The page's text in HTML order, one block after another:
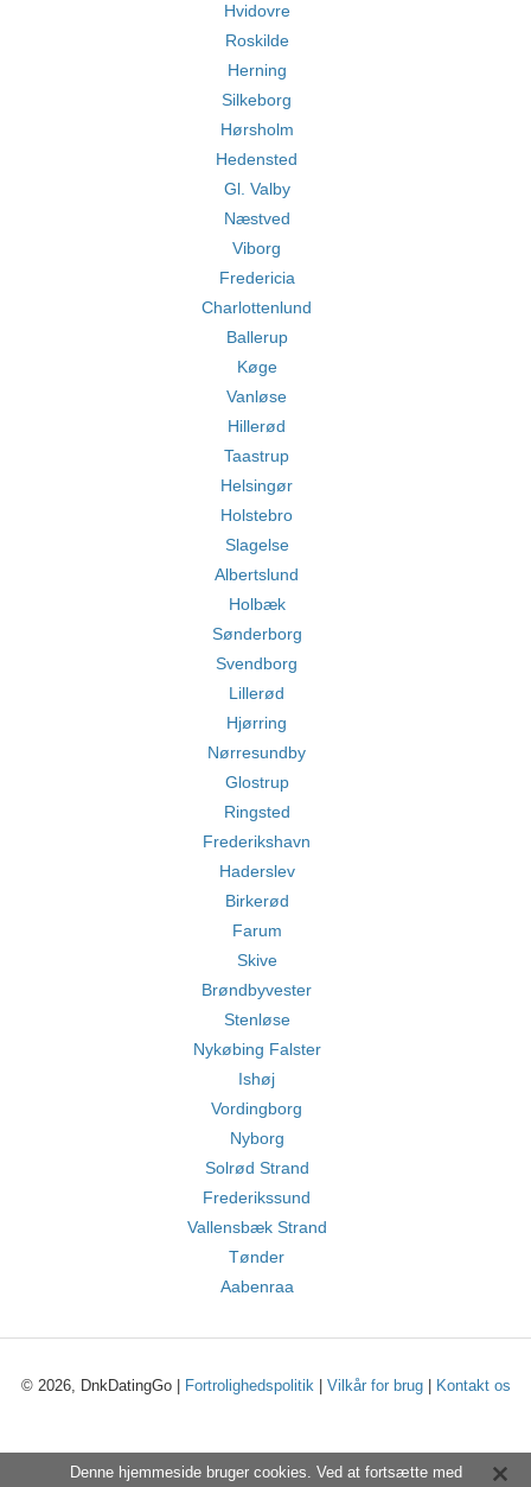
Hvidovre
Roskilde
Herning
Silkeborg
Hørsholm
Hedensted
Gl. Valby
Næstved
Viborg
Fredericia
Charlottenlund
Ballerup
Køge
Vanløse
Hillerød
Taastrup
Helsingør
Holstebro
Slagelse
Albertslund
Holbæk
Sønderborg
Svendborg
Lillerød
Hjørring
Nørresundby
Glostrup
Ringsted
Frederikshavn
Haderslev
Birkerød
Farum
Skive
Brøndbyvester
Stenløse
Nykøbing Falster
Ishøj
Vordingborg
Nyborg
Solrød Strand
Frederikssund
Vallensbæk Strand
Tønder
Aabenraa
© 2026, DnkDatingGo | Fortrolighedspolitik| Vilkår for brug| Kontakt os
Denne hjemmeside bruger cookies. Ved at fortsætte med